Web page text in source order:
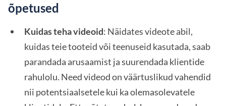
õpetused
Kuidas teha videoid: Näidates videote abil,
kuidas teie tooteid või teenuseid kasutada, saab
parandada arusaamist ja suurendada klientide
rahulolu. Need videod on väärtuslikud vahendid
nii potentsiaalsetele kui ka olemasolevatele